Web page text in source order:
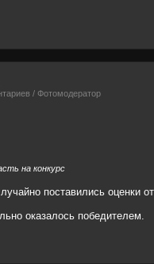
/ Фотомодератор
на конкурс
поставились оценки
оказалось победителем.